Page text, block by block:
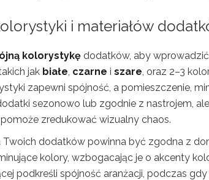
i materiałów
kolorystykę dodatków, aby
jak białe czarne i szare , oraz 2–3
zapewni spójność, a pomieszczenie,
sezonowo lub zgodnie z nastrojem,
zredukować wizualny chaos.
dodatków powinna być zgodna z
kolory, wzbogacając je o akcenty
podkreśli spójność aranżacji, podczas